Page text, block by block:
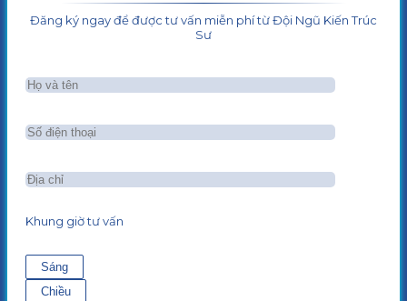
Đăng ký ngay để được tư vấn miễn phí từ Đội Ngũ Kiến Trúc
Sư
Khung giờ tư vấn
Sáng
Chiều